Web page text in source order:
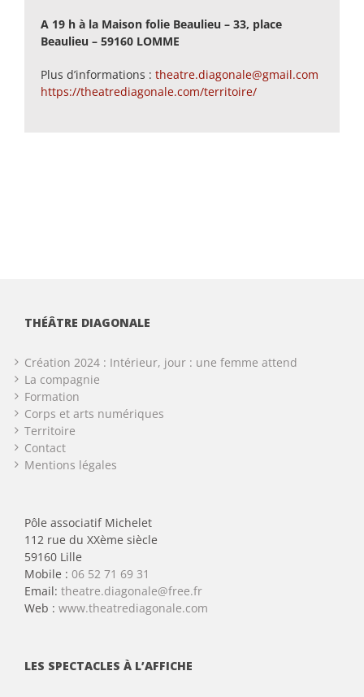
A 19 h à la Maison folie Beaulieu – 33, place
Beaulieu – 59160 LOMME
Plus d’informations : theatre.diagonale@gmail.com
https://theatrediagonale.com/territoire/
THÉÂTRE DIAGONALE
Création 2024 : Intérieur, jour : une femme attend
La compagnie
Formation
Corps et arts numériques
Territoire
Contact
Mentions légales
Pôle associatif Michelet
112 rue du XXème siècle
59160 Lille
Mobile : 06 52 71 69 31
Email: theatre.diagonale@free.fr
Web : www.theatrediagonale.com
LES SPECTACLES À L’AFFICHE